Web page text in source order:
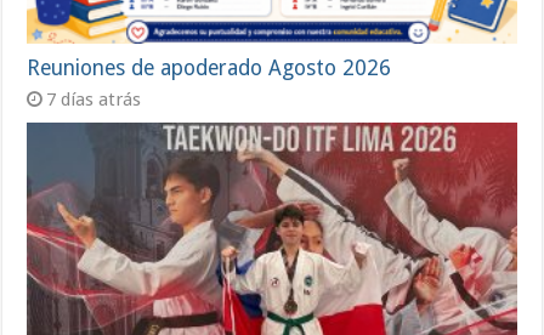
Reuniones de apoderado Agosto 2026
7 días atrás